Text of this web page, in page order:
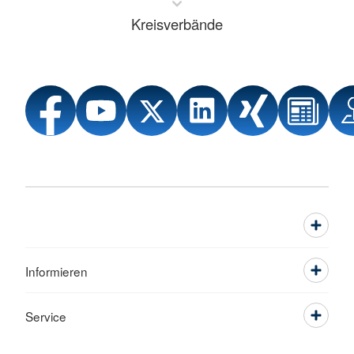
Kreisverbände
Informieren
Service